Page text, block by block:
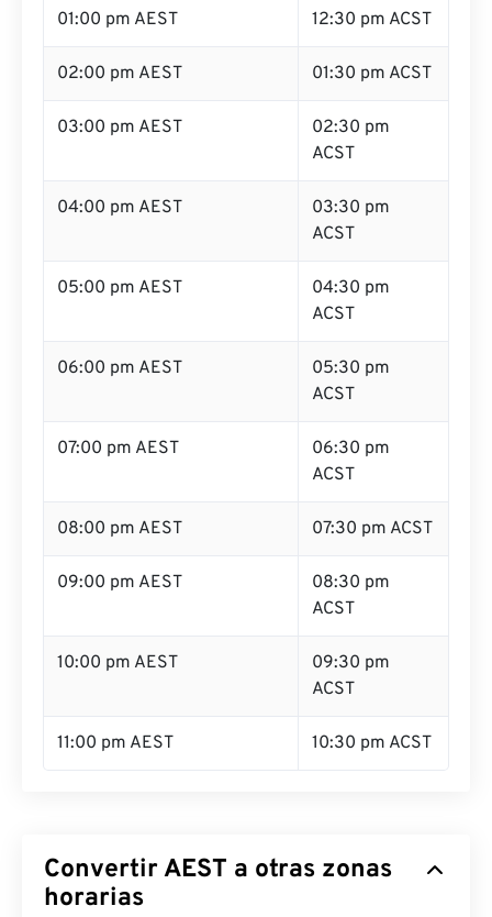
01:00 pm AEST 12:30 pm ACST
02:00 pm AEST 01:30 pm ACST
03:00 pm AEST
02:30 pm
ACST
04:00 pm AEST
03:30 pm
ACST
05:00 pm AEST
04:30 pm
ACST
06:00 pm AEST
05:30 pm
ACST
07:00 pm AEST
06:30 pm
ACST
08:00 pm AEST 07:30 pm ACST
09:00 pm AEST
08:30 pm
ACST
10:00 pm AEST
09:30 pm
ACST
11:00 pm AEST 10:30 pm ACST
Convertir AEST a otras zonas
horarias